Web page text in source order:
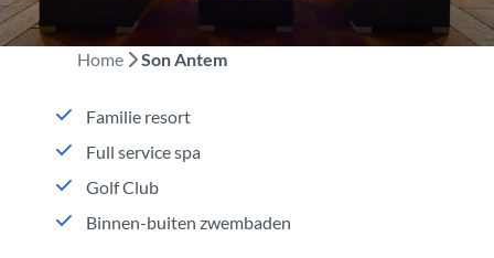
Home Son Antem
Familie resort
Full service spa
Golf Club
Binnen-buiten zwembaden